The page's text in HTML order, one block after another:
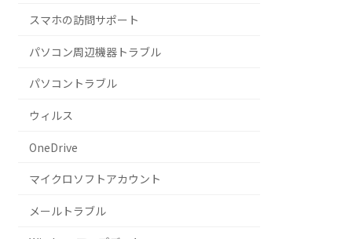
スマホの訪問サポート
パソコン周辺機器トラブル
パソコントラブル
ウィルス
OneDrive
マイクロソフトアカウント
メールトラブル